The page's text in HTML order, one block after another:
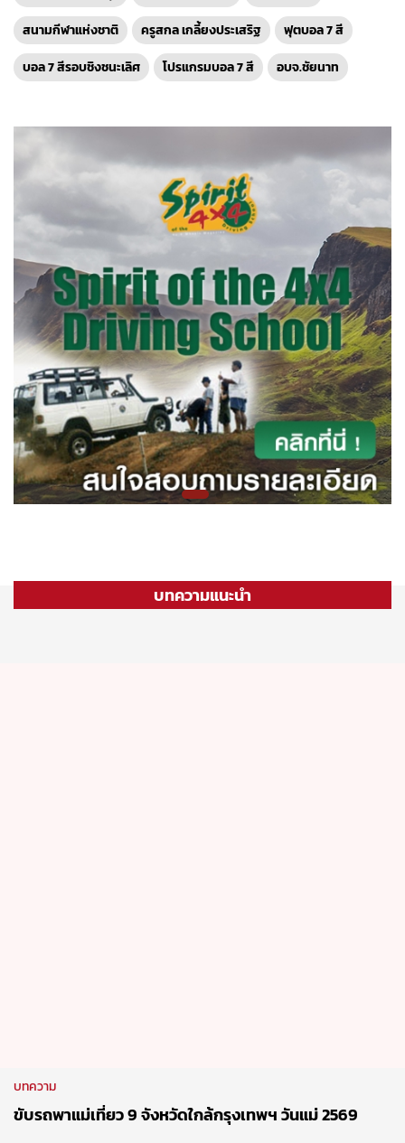
สนามกีฬาแห่งชาติ
ครูสกล เกลี้ยงประเสริฐ
ฟุตบอล 7 สี
บอล 7 สีรอบชิงชนะเลิศ
โปรแกรมบอล 7 สี อบจ.ชัยนาท
บทความแนะนำ